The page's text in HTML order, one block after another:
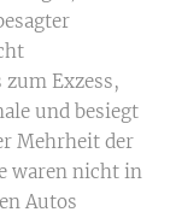
Exzess,
und besiegt
Mehrheit der
waren nicht in
Autos